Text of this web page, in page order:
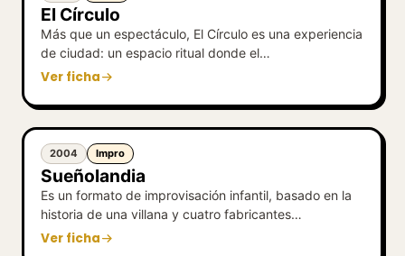
El Círculo
Más que un espectáculo, El Círculo es una experiencia
de ciudad: un espacio ritual donde el…
Ver ficha
2004 Impro
Sueñolandia
Es un formato de improvisación infantil, basado en la
historia de una villana y cuatro fabricantes…
Ver ficha